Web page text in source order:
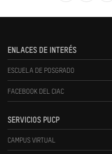
ENLACES DE INTERÉS
ESCUELA DE POSGRADO
FACEBOOK DEL CIAC
SERVICIOS PUCP
CAMPUS VIRTUAL